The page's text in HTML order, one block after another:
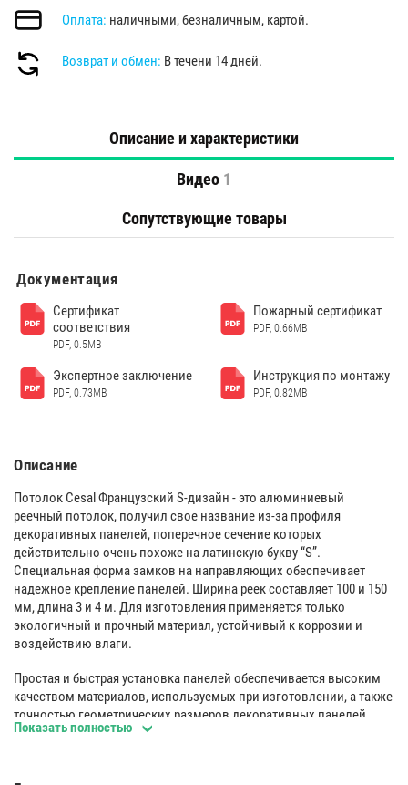
Оплата: наличными, безналичным, картой.
Возврат и обмен: В течени 14 дней.
Описание и характеристики
Видео 1
Сопутствующие товары
Документация
Сертификат
соответствия
PDF, 0.5MB
Пожарный сертификат
PDF, 0.66MB
Экспертное заключение
PDF, 0.73MB
Инструкция по монтажу
PDF, 0.82MB
Описание
Потолок Cesal Французский S-дизайн - это алюминиевый
реечный потолок, получил свое название из-за профиля
декоративных панелей, поперечное сечение которых
действительно очень похоже на латинскую букву “S”.
Специальная форма замков на направляющих обеспечивает
надежное крепление панелей. Ширина реек составляет 100 и 150
мм, длина 3 и 4 м. Для изготовления применяется только
экологичный и прочный материал, устойчивый к коррозии и
воздействию влаги.
Простая и быстрая установка панелей обеспечивается высоким
качеством материалов, используемых при изготовлении, а также
точностью геометрических размеров декоративных панелей.
Высококачественная окраска позволяет мыть панели любыми
Показать полностью